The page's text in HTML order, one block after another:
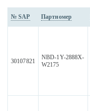
№ SAP Партномер
30107821
NBD-1Y-2888X-
W2175